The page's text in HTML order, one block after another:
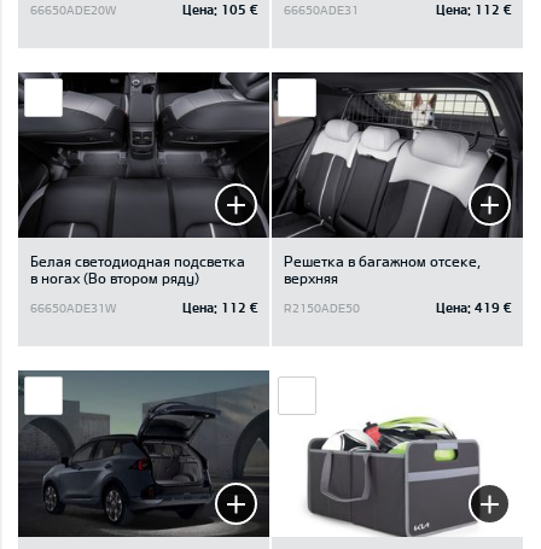
66650ADE20W Цена: 105 € 66650ADE31 Цена: 112 €
Белая светодиодная подсветка
в ногах (Во втором ряду)
66650ADE31W Цена: 112 €
Решетка в багажном отсеке,
верхняя
R2150ADE50 Цена: 419 €